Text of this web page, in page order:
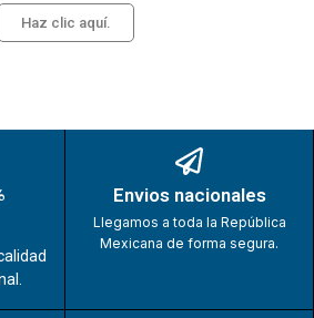
Haz clic aquí.
Envios nacionales
Llegamos a toda la República
Mexicana de forma segura.